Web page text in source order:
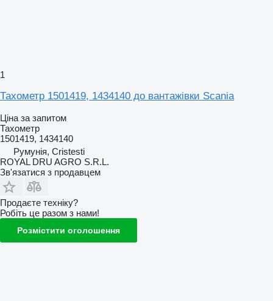
1
Тахометр 1501419, 1434140 до вантажівки Scania
Ціна за запитом
Тахометр
1501419, 1434140
Румунія, Cristesti
ROYAL DRU AGRO S.R.L.
Зв'язатися з продавцем
Продаєте техніку?
Робіть це разом з нами!
Розмістити оголошення